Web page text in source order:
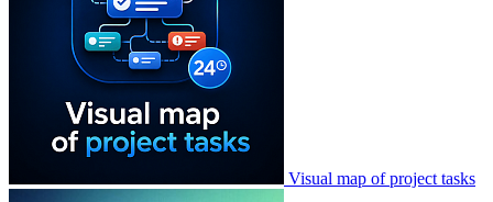
Visual map of project tasks